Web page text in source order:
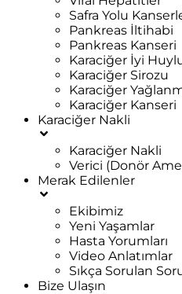
Safra Yolu
Pankreas İltihabi
Pankreas Kanseri
Karaciğer İyi
Karaciğer Sirozu
Karaciğer
Karaciğer Kanseri
Karaciğer Nakli
Karaciğer Nakli
Verici (Donör
Merak Edilenler
Ekibimiz
Yeni Yaşamlar
Hasta Yorumları
Video Anlatımlar
Sıkça Sorulan
Bize Ulaşın